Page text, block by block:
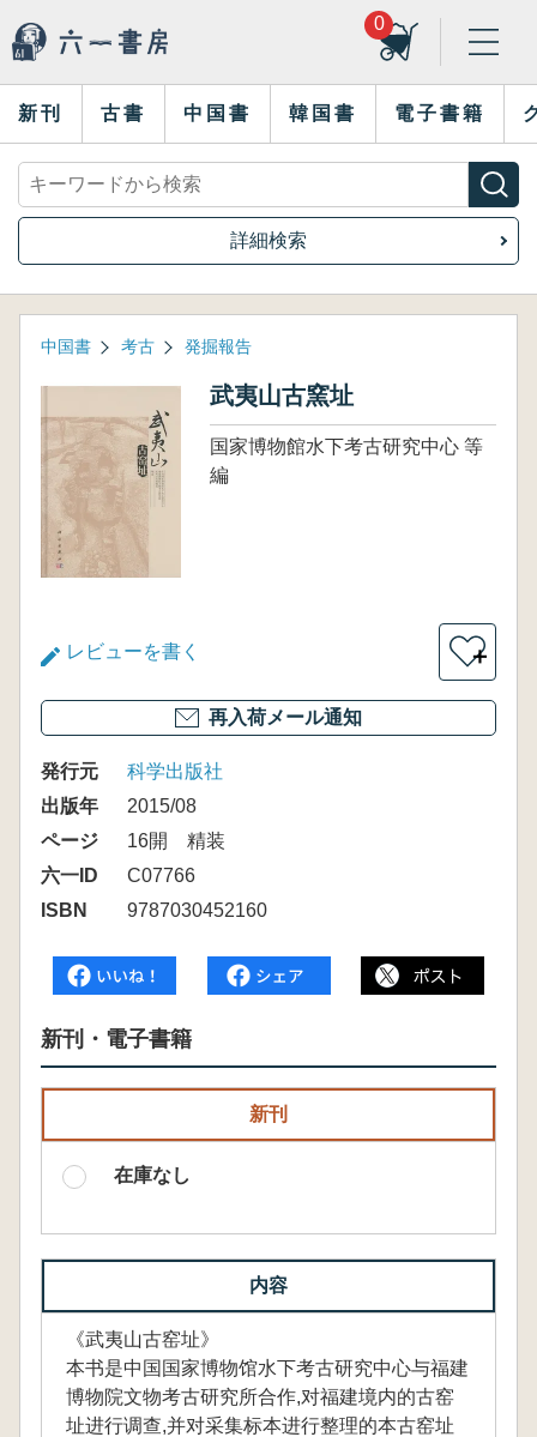
0
新刊 古書 中国書 韓国書 電子書籍
詳細検索
中国書 考古 発掘報告
武夷山古窯址
国家博物館水下考古研究中心 等
編
レビューを書く ＋
再入荷メール通知
発行元
科学出版社
出版年
2015/08
ページ
16開 精装
六一ID
C07766
ISBN
9787030452160
新刊・電子書籍
新刊
在庫なし
内容
《武夷山古窑址》
本书是中国国家博物馆水下考古研究中心与福建
博物院文物考古研究所合作,对福建境内的古窑
址进行调查,并对采集标本进行整理的本古窑址